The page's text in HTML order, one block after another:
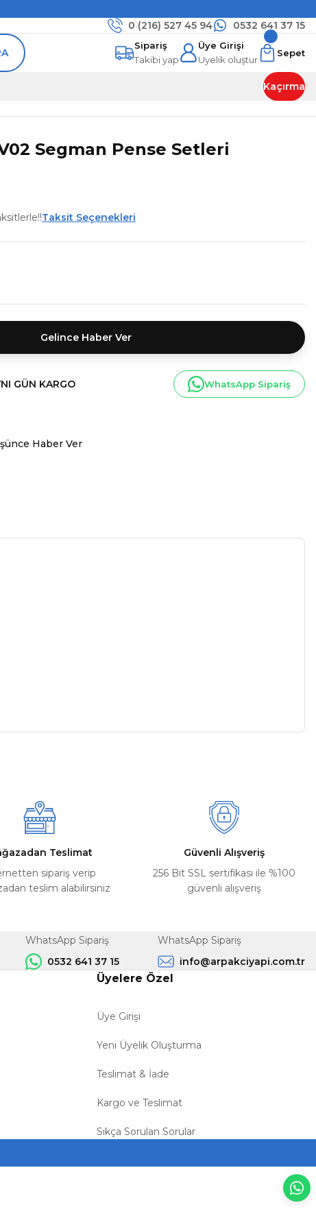
0 (216) 527 45 94 0532 641 37 15
Sipariş
Takibi yap
Üye Girişi
Üyelik oluştur
Sepet
Kaçırma
Segman Pense Setleri
Taksit Seçenekleri
Gelince Haber Ver
GÜN KARGO WhatsApp Sipariş
Haber Ver
Teslimat
sipariş verip
teslim alabilirsiniz
Güvenli Alışveriş
256 Bit SSL sertifikası ile %100
güvenli alışveriş
WhatsApp Sipariş
0532 641 37 15
WhatsApp Sipariş
info@arpakciyapi.com.tr
Üyelere Özel
Üye Girişi
Yeni Üyelik Oluşturma
Teslimat & İade
Kargo ve Teslimat
Sıkça Sorulan Sorular